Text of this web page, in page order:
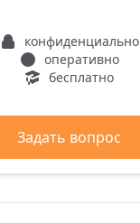
конфиденциально
оперативно
бесплатно
Задать вопрос